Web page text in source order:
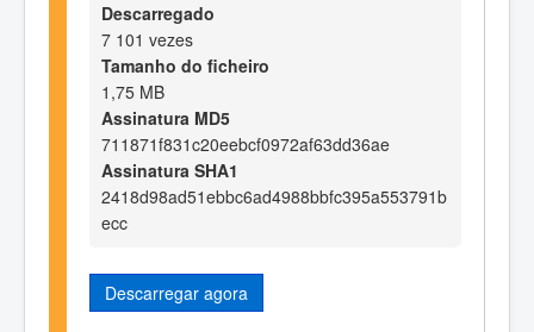
Descarregado
7 101 vezes
Tamanho do ficheiro
1,75 MB
Assinatura MD5
711871f831c20eebcf0972af63dd36ae
Assinatura SHA1
2418d98ad51ebbc6ad4988bbfc395a553791b
ecc
Descarregar agora